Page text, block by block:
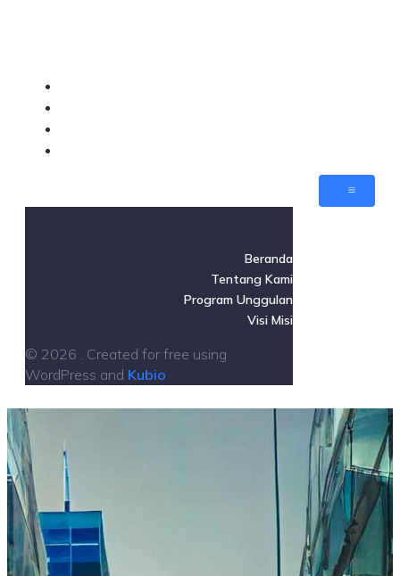
Beranda
Tentang Kami
Program Unggulan
Visi Misi
© 2026 . Created for free using
WordPress and Kubio